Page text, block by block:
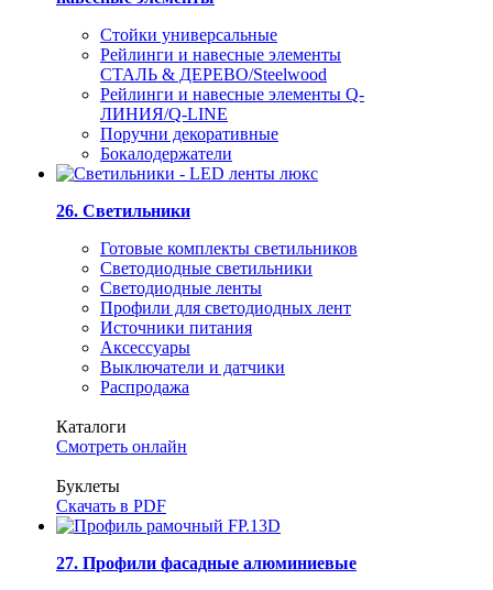
Стойки универсальные
Рейлинги и навесные элементы
СТАЛЬ & ДЕРЕВО/Steelwood
Рейлинги и навесные элементы Q-
ЛИНИЯ/Q-LINE
Поручни декоративные
Бокалодержатели
26. Светильники
Готовые комплекты светильников
Светодиодные светильники
Светодиодные ленты
Профили для светодиодных лент
Источники питания
Аксессуары
Выключатели и датчики
Распродажа
Каталоги
Смотреть онлайн
Буклеты
Скачать в PDF
27. Профили фасадные алюминиевые